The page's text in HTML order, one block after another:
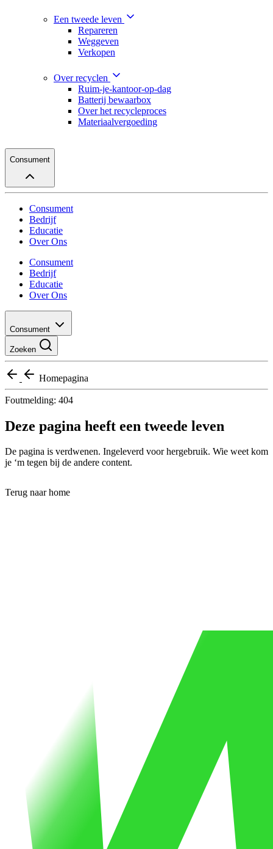
Een tweede leven
Repareren
Weggeven
Verkopen
Over recyclen
Ruim-je-kantoor-op-dag
Batterij bewaarbox
Over het recycleproces
Materiaalvergoeding
Consument
Consument
Bedrijf
Educatie
Over Ons
Consument
Bedrijf
Educatie
Over Ons
Consument
Zoeken
Homepagina
Foutmelding: 404
Deze pagina heeft een tweede leven
De pagina is verdwenen. Ingeleverd voor hergebruik. Wie weet kom
je ‘m tegen bij de andere content.
Terug naar home